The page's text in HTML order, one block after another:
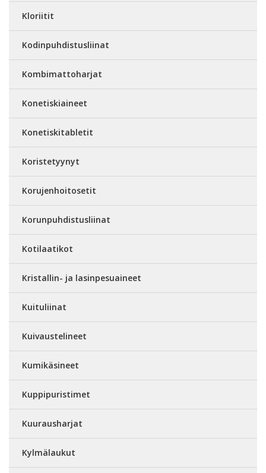
Kloriitit
Kodinpuhdistusliinat
Kombimattoharjat
Konetiskiaineet
Konetiskitabletit
Koristetyynyt
Korujenhoitosetit
Korunpuhdistusliinat
Kotilaatikot
Kristallin- ja lasinpesuaineet
Kuituliinat
Kuivaustelineet
Kumikäsineet
Kuppipuristimet
Kuurausharjat
Kylmälaukut